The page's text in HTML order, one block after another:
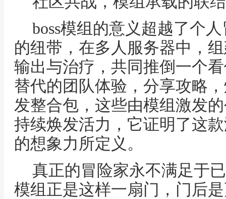
boss模组的意义超越了个
的纽带，在多人服务器中，
输出与治疗，共同推倒一个
替代的团队体验，分享攻略
发整合包，这些由模组激发
持续焕发活力，它证明了这
的想象力所定义。
真正的冒险家永不满足于
模组正是这样一扇门，门后